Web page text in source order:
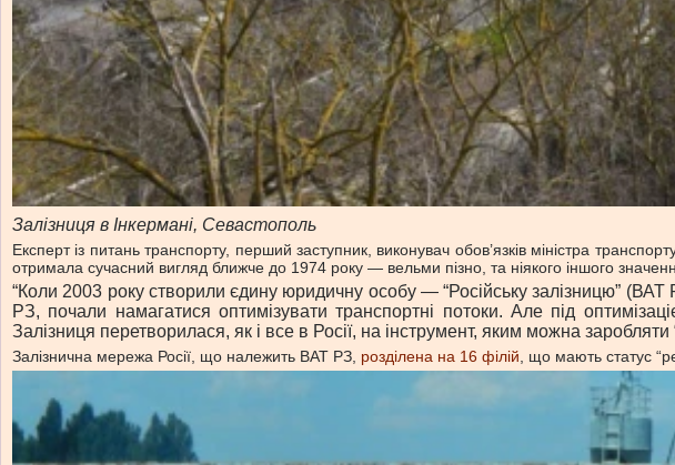
Залізниця в Інкермані, Севастополь
Експерт із питань транспорту, перший заступник, виконувач обов’язків міністра
отримала сучасний вигляд ближче до 1974 року — вельми пізно, та ніякого іншого
“Коли 2003 року створили єдину юридичну особу — “Російську залізницю”
РЗ, почали намагатися оптимізувати транспортні потоки. Але під
Залізниця перетворилася, як і все в Росії, на інструмент, яким можна
Залізнична мережа Росії, що належить ВАТ РЗ, розділена на 16 філій , що мають статус